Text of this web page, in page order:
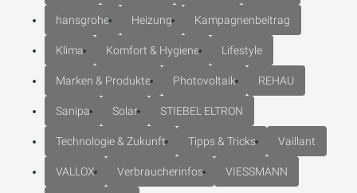
hansgrohe Heizung Kampagnenbeitrag
Klima Komfort & Hygiene Lifestyle
Marken & Produkte Photovoltaik REHAU
Sanipa Solar STIEBEL ELTRON
Technologie & Zukunft Tipps & Tricks Vaillant
VALLOX Verbraucherinfos VIESSMANN